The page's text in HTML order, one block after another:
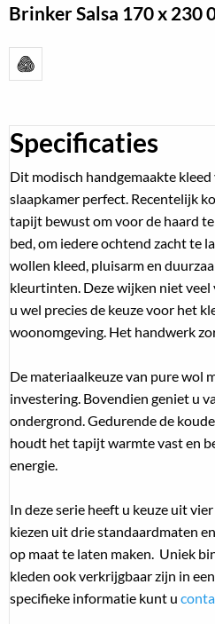
Brinker Salsa 170 x 230
Specificaties
Dit modisch handgemaakte
slaapkamer perfect. Recentelijk
tapijt bewust om voor de haard
bed, om iedere ochtend zacht te
wollen kleed, pluisarm en
kleurtinten. Deze wijken niet veel
u wel precies de keuze voor het
woonomgeving. Het handwerk
De materiaalkeuze van pure wol
investering. Bovendien geniet u
ondergrond. Gedurende de
houdt het tapijt warmte vast en
energie.
In deze serie heeft u keuze uit
kiezen uit drie standaardmaten
op maat te laten maken. Uniek
kleden ook verkrijgbaar zijn in
specifieke informatie kunt u